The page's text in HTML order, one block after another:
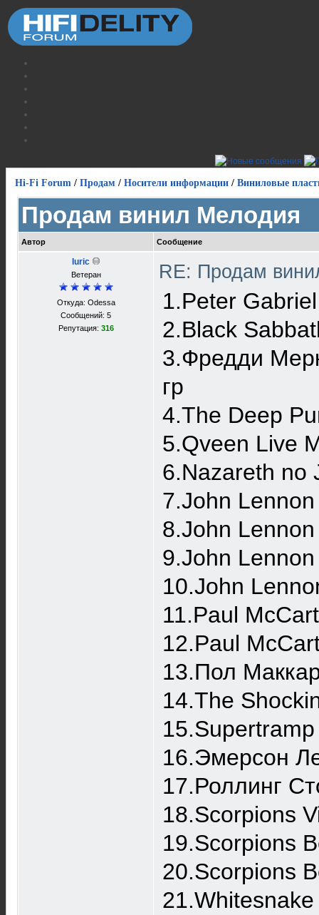
Hi-Fi Forum / Продам / Носители информации / Виниловые
Продам винил Мелодия
Автор Сообщение
Iuric
Ветеран
Откуда: Odessa
Сообщений: 5
Репутация: 316
RE: Продам
1.Peter
2.Black
3.Фредди
гр
4.The Deep
5.Qveen Live
6.Nazareth no
7.John
8.John
9.John
10.John
11.Paul
12.Paul
13.Пол
14.The
16.Эмерсон
17.Роллинг
18.Scorpions
19.Scorpions
20.Scorpions